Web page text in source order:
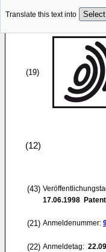
Translate this text into
(19)
(12)
(43)
17.06.1998
(21) Anmeldenummer:
(22) Anmeldetag: